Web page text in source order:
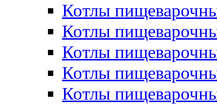
Котлы
Котлы
Котлы
Котлы
Котлы